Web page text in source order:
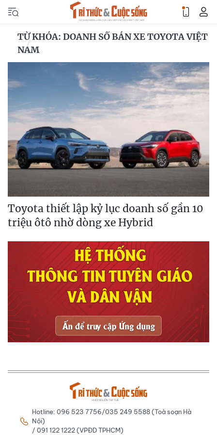
TỪ KHÓA: DOANH SỐ BÁN XE TOYOTA VIỆT
NAM
Toyota thiết lập kỷ lục doanh số gần 10
triệu ôtô nhờ dòng xe Hybrid
Hotline: 096 523 7756/035 249 5588 (Toà soạn Hà
Nội)
/ 091 122 1222 (VPĐD TPHCM)